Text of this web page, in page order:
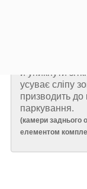
й уникнути
усуває сліпу
призводить до
паркування.
(камери заднього
елементом